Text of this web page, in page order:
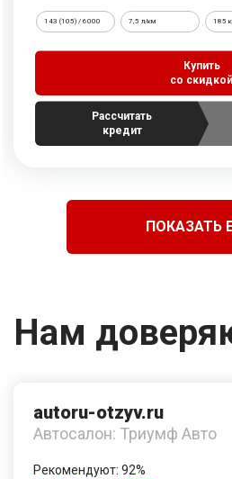
143 (105) / 6000 7,5 л/км 185
Купить
со скидкой
Рассчитать
кредит
ПОКАЗАТЬ
Нам
autoru-otzyv.ru
Автосалон: Триумф Авто
Рекомендуют: 92%